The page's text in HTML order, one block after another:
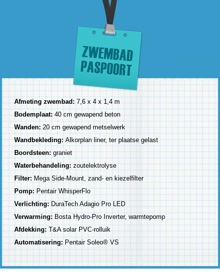
Afmeting zwembad:7,6 x 4 x 1,4 m
Bodemplaat:40 cm gewapend beton
Wanden:20 cm gewapend metselwerk
Wandbekleding:Alkorplan liner, ter plaatse gelast
Boordsteen: graniet
Waterbehandeling: zoutelektrolyse
Filter: Mega Side-Mount, zand- en kiezelfilter
Pomp: Pentair WhisperFlo
Verlichting: DuraTech Adagio Pro LED
Verwarming: Bosta Hydro-Pro Inverter, warmtepomp
Afdekking:T&A solar PVC-rolluik
Automatisering: Pentair Soleo® VS